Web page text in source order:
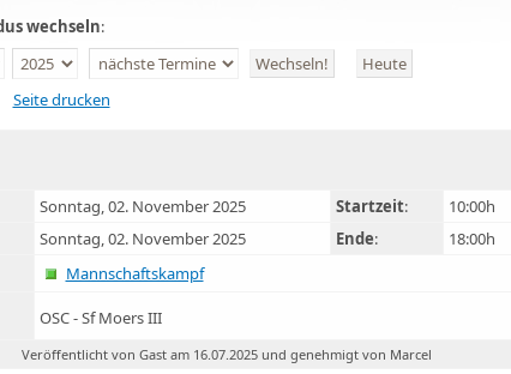
wechseln:
Seite drucken
Sonntag, 02. November 2025 Startzeit:
10:00h
Sonntag, 02. November 2025 Ende:
18:00h
Mannschaftskampf
OSC - Sf Moers III
Veröffentlicht von Gast am 16.07.2025 und genehmigt von Marcel